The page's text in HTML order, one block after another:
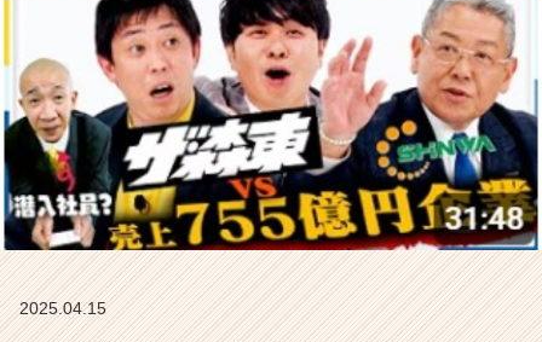
ク
ト...！？
【株
式
会
社
H
R
t
2025.04.15